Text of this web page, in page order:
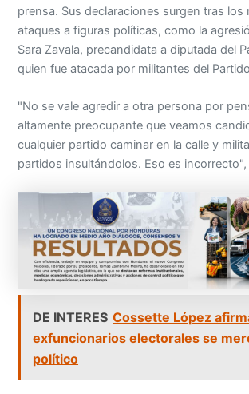
prensa. Sus declaraciones surgen tras los
ataques a figuras políticas, como la
Sara Zavala, precandidata a diputada del
quien fue atacada por militantes del
"No se vale agredir a otra persona por
altamente preocupante que veamos
cualquier partido caminar en la calle y
partidos insultándolos. Eso es
DE INTERES Cossette López
exfuncionarios electorales se
político